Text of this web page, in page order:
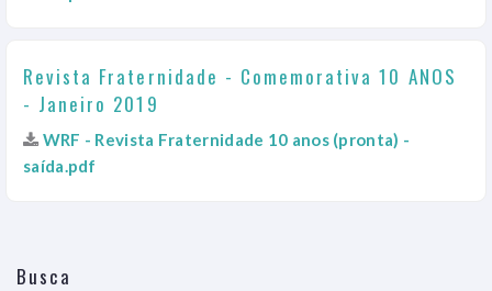
Revista Fraternidade - Comemorativa 10 ANOS
- Janeiro 2019
WRF - Revista Fraternidade 10 anos (pronta) -
saída.pdf
Busca